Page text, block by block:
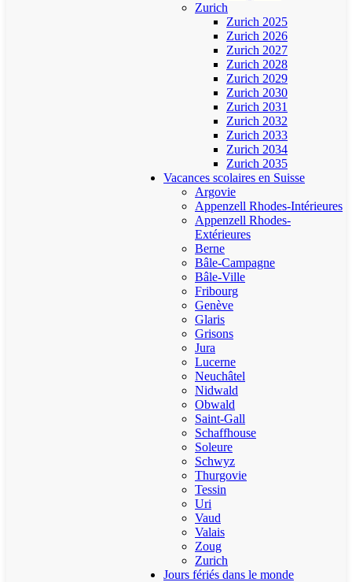
Zurich
Zurich 2025
Zurich 2026
Zurich 2027
Zurich 2028
Zurich 2029
Zurich 2030
Zurich 2031
Zurich 2032
Zurich 2033
Zurich 2034
Zurich 2035
Vacances scolaires en Suisse
Argovie
Appenzell Rhodes-Intérieures
Appenzell Rhodes-
Extérieures
Berne
Bâle-Campagne
Bâle-Ville
Fribourg
Genève
Glaris
Grisons
Jura
Lucerne
Neuchâtel
Nidwald
Obwald
Saint-Gall
Schaffhouse
Soleure
Schwyz
Thurgovie
Tessin
Uri
Vaud
Valais
Zoug
Zurich
Jours fériés dans le monde